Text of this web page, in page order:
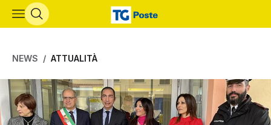
Vai al contenuto principale
NEWS ATTUALITÀ